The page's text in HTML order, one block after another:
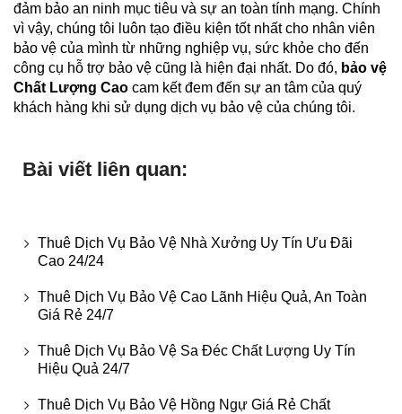
đảm bảo an ninh mục tiêu và sự an toàn tính mạng. Chính
vì vậy, chúng tôi luôn tạo điều kiện tốt nhất cho nhân viên
bảo vệ của mình từ những nghiệp vụ, sức khỏe cho đến
công cụ hỗ trợ bảo vệ cũng là hiện đại nhất. Do đó, bảo vệ
Chất Lượng Cao cam kết đem đến sự an tâm của quý
khách hàng khi sử dụng dịch vụ bảo vệ của chúng tôi.
Bài viết liên quan:
Thuê Dịch Vụ Bảo Vệ Nhà Xưởng Uy Tín Ưu Đãi
Cao 24/24
Thuê Dịch Vụ Bảo Vệ Cao Lãnh Hiệu Quả, An Toàn
Giá Rẻ 24/7
Thuê Dịch Vụ Bảo Vệ Sa Đéc Chất Lượng Uy Tín
Hiệu Quả 24/7
Thuê Dịch Vụ Bảo Vệ Hồng Ngự Giá Rẻ Chất